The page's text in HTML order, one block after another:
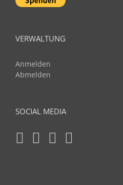
VERWALTUNG
Anmelden
Abmelden
SOCIAL MEDIA